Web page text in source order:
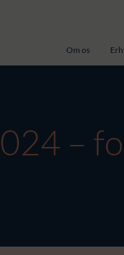
Om os
–